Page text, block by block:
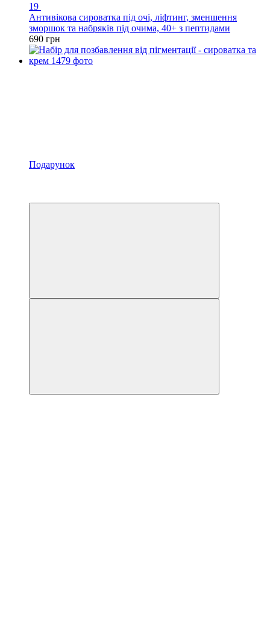
19
Антивікова сироватка під очі, ліфтинг, зменшення
зморшок та набряків під очима, 40+ з пептидами
690 грн
Подарунок